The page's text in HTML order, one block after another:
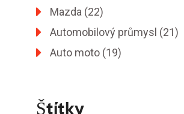
Mazda (22)
Automobilový průmysl (21)
Auto moto (19)
Štítky